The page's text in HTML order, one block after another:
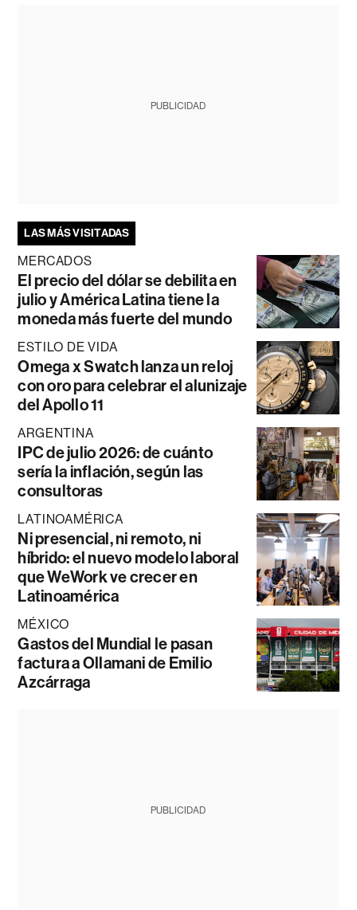
PUBLICIDAD
LAS MÁS VISITADAS
MERCADOS
El precio del dólar se debilita en
julio y América Latina tiene la
moneda más fuerte del mundo
ESTILO DE VIDA
Omega x Swatch lanza un reloj
con oro para celebrar el alunizaje
del Apollo 11
ARGENTINA
IPC de julio 2026: de cuánto
sería la inflación, según las
consultoras
LATINOAMÉRICA
Ni presencial, ni remoto, ni
híbrido: el nuevo modelo laboral
que WeWork ve crecer en
Latinoamérica
MÉXICO
Gastos del Mundial le pasan
factura a Ollamani de Emilio
Azcárraga
PUBLICIDAD